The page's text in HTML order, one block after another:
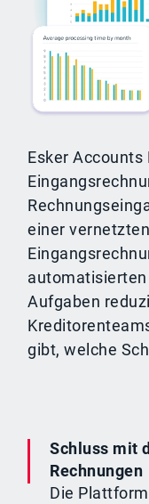
Esker
einer
automatisierten
Aufgaben
gibt, welche
Schluss mit
Rechnungen
Die